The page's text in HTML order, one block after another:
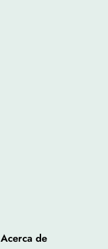
Acerca de